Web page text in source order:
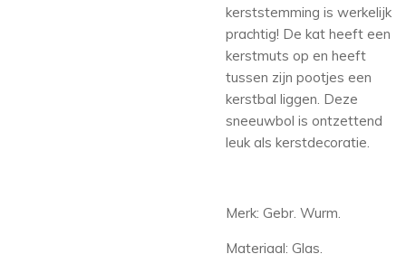
kerststemming is werkelijk
prachtig! De kat heeft een
kerstmuts op en heeft
tussen zijn pootjes een
kerstbal liggen. Deze
sneeuwbol is ontzettend
leuk als kerstdecoratie.
Merk: Gebr. Wurm.
Materiaal: Glas.